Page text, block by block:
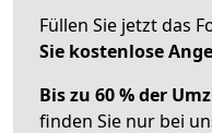
Füllen Sie jetzt das
Sie kostenlose
Bis zu 60 % der
finden Sie nur bei